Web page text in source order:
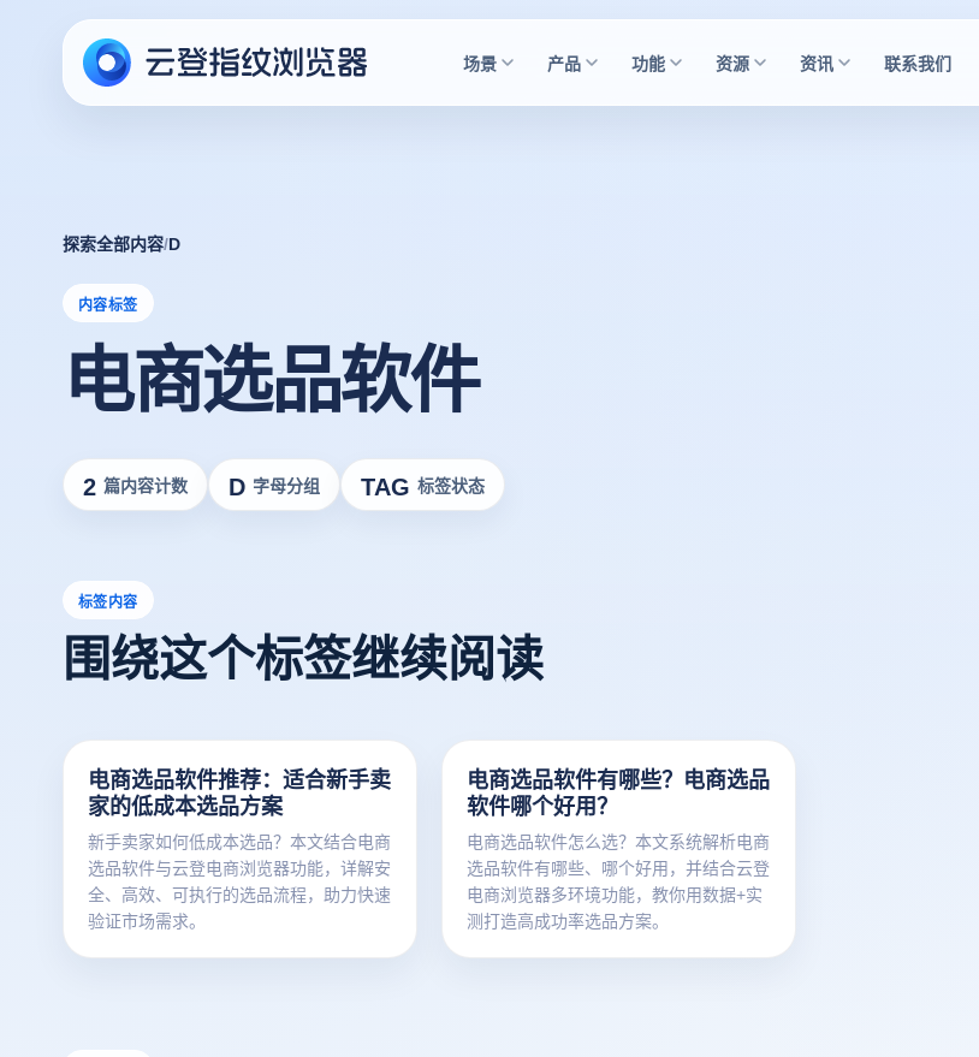
场景 产品 功能 资源 资讯 联系我们
探索全部内容/D
内容标签
电商选品软件
2 篇内容计数 D 字母分组 TAG 标签状态
标签内容
围绕这个标签继续阅读
电商选品软件推荐：适合新手卖
家的低成本选品方案
新手卖家如何低成本选品？本文结合电商
选品软件与云登电商浏览器功能，详解安
全、高效、可执行的选品流程，助力快速
验证市场需求。
电商选品软件有哪些？电商选品
软件哪个好用？
电商选品软件怎么选？本文系统解析电商
选品软件有哪些、哪个好用，并结合云登
电商浏览器多环境功能，教你用数据+实
测打造高成功率选品方案。